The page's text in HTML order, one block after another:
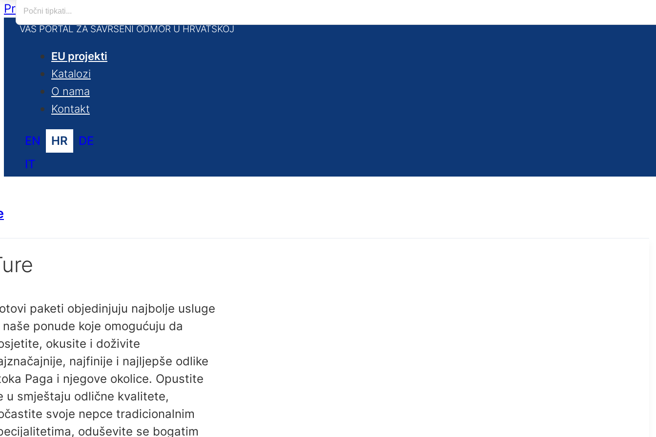
Preskoči na glavni sadržaj
VAŠ PORTAL ZA SAVRŠENI ODMOR U HRVATSKOJ
EU projekti
Katalozi
O nama
Kontakt
EN HR
DE
IT
paketi objedinjuju najbolje usluge
ponude koje omogućuju da
okusite i doživite
najfinije i najljepše odlike
Paga i njegove okolice. Opustite
u smještaju odlične kvalitete,
svoje nepce tradicionalnim
oduševite se bogatim